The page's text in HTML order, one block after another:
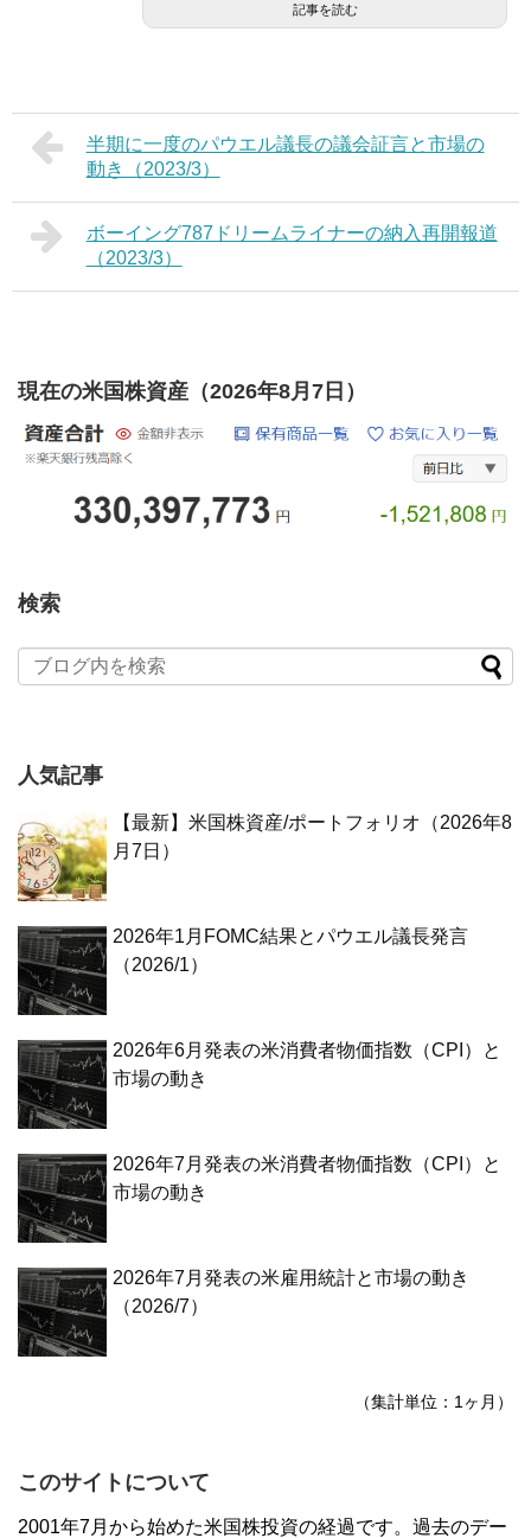
記事を読む
半期に一度のパウエル議長の議会証言と市場の
動き（2023/3）
ボーイング787ドリームライナーの納入再開報道
（2023/3）
現在の米国株資産（2026年8月7日）
検索
人気記事
【最新】米国株資産/ポートフォリオ（2026年8
月7日）
2026年1月FOMC結果とパウエル議長発言
（2026/1）
2026年6月発表の米消費者物価指数（CPI）と
市場の動き
2026年7月発表の米消費者物価指数（CPI）と
市場の動き
2026年7月発表の米雇用統計と市場の動き
（2026/7）
（集計単位：1ヶ月）
このサイトについて
2001年7月から始めた米国株投資の経過です。過去のデー